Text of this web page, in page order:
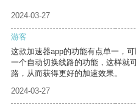
2024-03-27
游客
这款加速器app的功能有点单一，
一个自动切换线路的功能，这样就
路，从而获得更好的加速效果。
2024-03-27